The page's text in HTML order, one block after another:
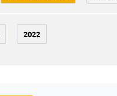
2022